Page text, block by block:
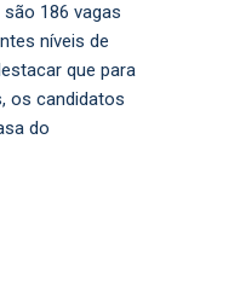
186 vagas
níveis de
que para
os candidatos
do